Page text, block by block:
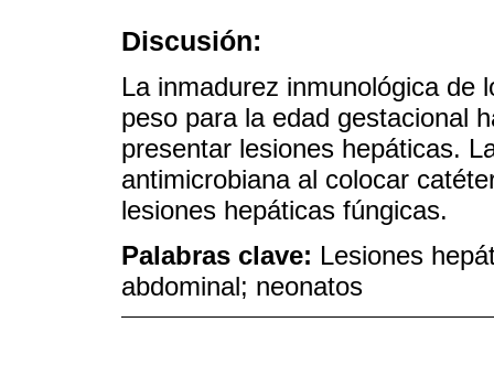
Discusión:
La inmadurez inmunológica de
peso para la edad gestacional
presentar lesiones hepáticas.
antimicrobiana al colocar
lesiones hepáticas fúngicas.
Palabras clave: Lesiones
abdominal; neonatos